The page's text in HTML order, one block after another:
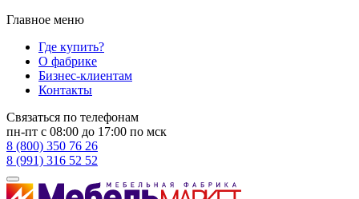
Главное меню
Где купить?
О фабрике
Бизнес-клиентам
Контакты
Связаться по телефонам
пн-пт с 08:00 до 17:00 по мск
8 (800) 350 76 26
8 (991) 316 52 52